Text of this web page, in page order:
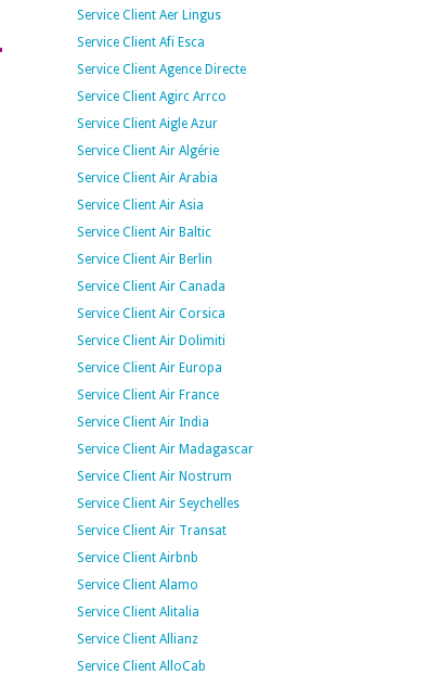
Service Client Aer Lingus
Service Client Afi Esca
Service Client Agence Directe
Service Client Agirc Arrco
Service Client Aigle Azur
Service Client Air Algérie
Service Client Air Arabia
Service Client Air Asia
Service Client Air Baltic
Service Client Air Berlin
Service Client Air Canada
Service Client Air Corsica
Service Client Air Dolimiti
Service Client Air Europa
Service Client Air France
Service Client Air India
Service Client Air Madagascar
Service Client Air Nostrum
Service Client Air Seychelles
Service Client Air Transat
Service Client Airbnb
Service Client Alamo
Service Client Alitalia
Service Client Allianz
Service Client AlloCab